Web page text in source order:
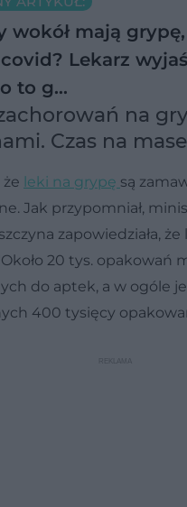
wokół mają
Lekarz
to g…
na
Czas na
że leki na grypę są
Jak przypomniał,
zapowiedziała,
20 tys. opakowań
do aptek, a w ogóle
400 tysięcy